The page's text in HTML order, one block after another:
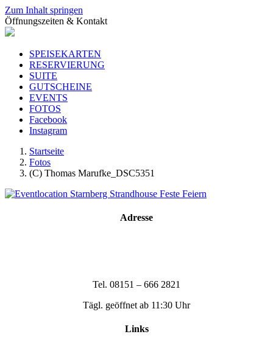
Zum Inhalt springen
Öffnungszeiten & Kontakt
SPEISEKARTEN
RESERVIERUNG
SUITE
GUTSCHEINE
EVENTS
FOTOS
Facebook
Instagram
Startseite
Fotos
(C) Thomas Marufke_DSC5351
Adresse
Tel. 08151 – 666 2821
Tägl. geöffnet ab 11:30 Uhr
Links